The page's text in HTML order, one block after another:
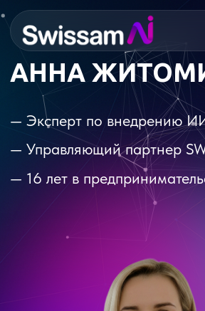
— Эксперт по внедрению ИИ в бизнес
— Управляющий партнер SWISSAM AI
АННА ЖИТОМИРСКИ
— 16 лет в предпринимательстве